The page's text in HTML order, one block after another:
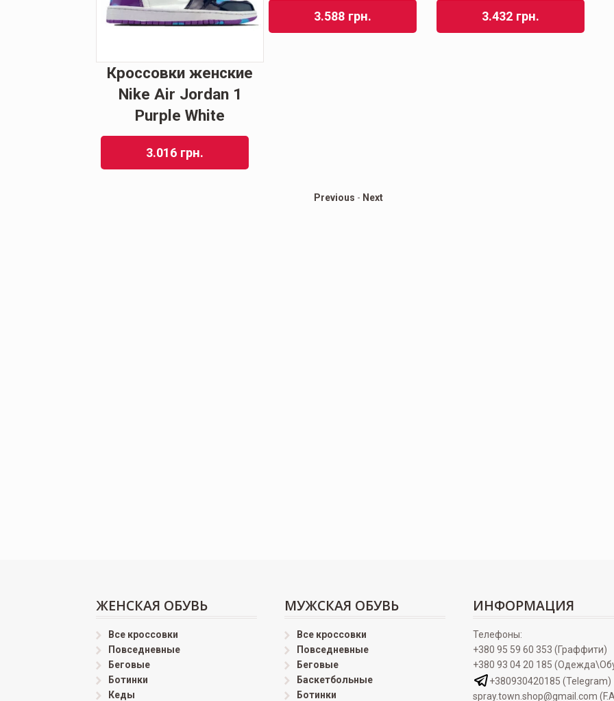
Кроссовки женские
Nike Air Jordan 1
Purple White
3.016 грн.
3.588 грн. 3.432 грн.
Previous - Next
ЖЕНСКАЯ ОБУВЬ
Все кроссовки
Повседневные
Беговые
Ботинки
Кеды
МУЖСКАЯ ОБУВЬ
Все кроссовки
Повседневные
Беговые
Баскетбольные
Ботинки
ИНФОРМАЦИЯ
Телефоны:
+380 95 59 60 353 (Граффити)
+380 93 04 20 185
+380930420185 (Telegram)
spray.town.shop@gmail.com